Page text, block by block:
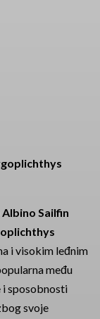
Albino Sailfin
i visokim leđnim
među
sposobnosti
svoje